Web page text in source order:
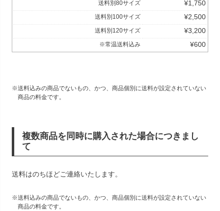
送料別80サイズ ¥1,750
送料別100サイズ ¥2,500
送料別120サイズ ¥3,200
※常温送料込み ¥600
送料込みの商品でないもの、かつ、商品個別に送料が設定されていない
商品の料金です。
複数商品を同時に購入された場合につきまし
て
送料はのちほどご連絡いたします。
送料込みの商品でないもの、かつ、商品個別に送料が設定されていない
商品の料金です。